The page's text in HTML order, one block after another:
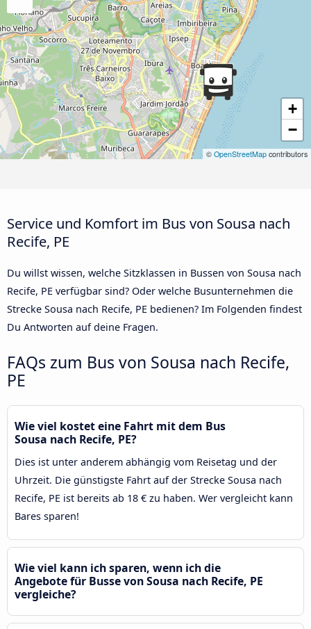
+
−
© OpenStreetMap contributors
Service und Komfort im Bus von Sousa nach
Recife, PE
Du willst wissen, welche Sitzklassen in Bussen von Sousa nach
Recife, PE verfügbar sind? Oder welche Busunternehmen die
Strecke Sousa nach Recife, PE bedienen? Im Folgenden findest
Du Antworten auf deine Fragen.
FAQs zum Bus von Sousa nach Recife,
PE
Wie viel kostet eine Fahrt mit dem Bus
Sousa nach Recife, PE?
Dies ist unter anderem abhängig vom Reisetag und der
Uhrzeit. Die günstigste Fahrt auf der Strecke Sousa nach
Recife, PE ist bereits ab 18 € zu haben. Wer vergleicht kann
Bares sparen!
Wie viel kann ich sparen, wenn ich die
Angebote für Busse von Sousa nach Recife, PE
vergleiche?